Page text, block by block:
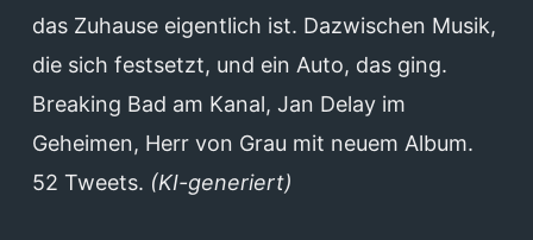
das Zuhause eigentlich ist. Dazwischen Musik,
die sich festsetzt, und ein Auto, das ging.
Breaking Bad am Kanal, Jan Delay im
Geheimen, Herr von Grau mit neuem Album.
52 Tweets. (KI-generiert)